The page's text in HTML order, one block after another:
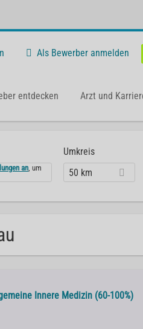
Als Bewerber anmelden
entdecken Arzt und
an, um
Umkreis
50 km
Innere Medizin (60-100%)